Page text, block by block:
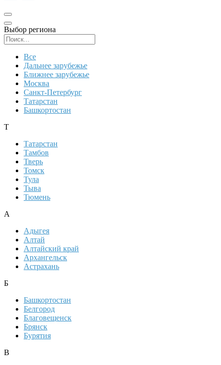
Выбор региона
Все
Дальнее зарубежье
Ближнее зарубежье
Москва
Санкт-Петербург
Татарстан
Башкортостан
Т
Татарстан
Тамбов
Тверь
Томск
Тула
Тыва
Тюмень
А
Адыгея
Алтай
Алтайский край
Архангельск
Астрахань
Б
Башкортостан
Белгород
Благовещенск
Брянск
Бурятия
В